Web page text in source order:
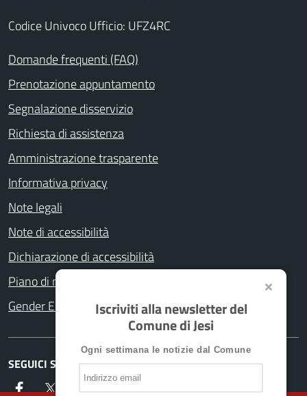
Codice Univoco Ufficio: UFZ4RC
Domande frequenti (FAQ)
Prenotazione appuntamento
Segnalazione disservizio
Richiesta di assistenza
Amministrazione trasparente
Informativa privacy
Note legali
Note di accessibilità
Dichiarazione di accessibilità
Piano di miglioramento del sito
Gender Equity Plan
SEGUICI SU
FacebookTwitterInstagramYouTubeWhatsappTelegram
Iscriviti alla newsletter del
Comune di Jesi
Ogni settimana le notizie dal Comune